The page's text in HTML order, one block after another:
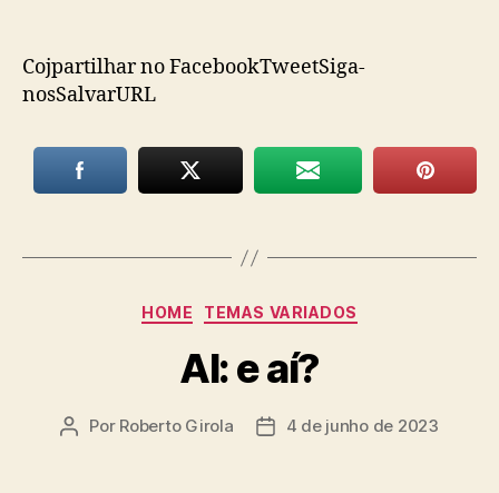
Cojpartilhar no FacebookTweetSiga-
nosSalvarURL
Categorias
HOME TEMAS VARIADOS
AI: e aí?
Autor
Por Roberto Girola
Data4 de junho de 2023